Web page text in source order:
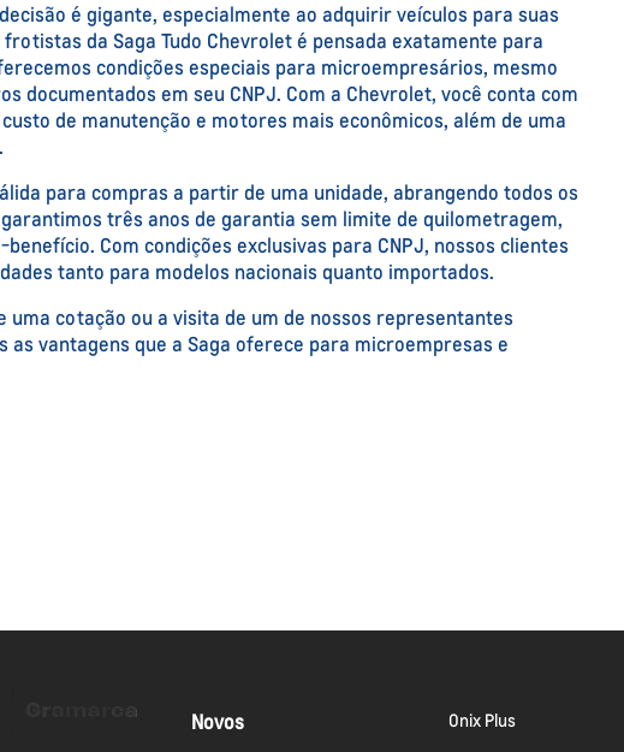
é gigante, especialmente ao adquirir veículos para suas
da Saga Tudo Chevrolet é pensada exatamente para
condições especiais para microempresários, mesmo
documentados em seu CNPJ. Com a Chevrolet, você conta com
de manutenção e motores mais econômicos, além de uma
para compras a partir de uma unidade, abrangendo todos os
três anos de garantia sem limite de quilometragem,
Com condições exclusivas para CNPJ, nossos clientes
tanto para modelos nacionais quanto importados.
cotação ou a visita de um de nossos representantes
vantagens que a Saga oferece para microempresas e
Novos
Onix Plus